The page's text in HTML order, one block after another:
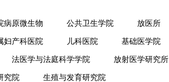
病原微生物 公共卫生学院 放医所
妇产科医院 儿科医院 基础医学院
法医学与法庭科学学院 放射医学研究所
究院 生殖与发育研究院